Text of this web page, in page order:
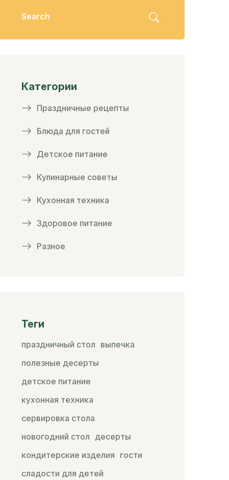
Категории
Праздничные рецепты
Блюда для гостей
Детское питание
Кулинарные советы
Кухонная техника
Здоровое питание
Разное
Теги
праздничный стол выпечка
полезные десерты
детское питание
кухонная техника
сервировка стола
новогодний стол десерты
кондитерские изделия гости
сладости для детей